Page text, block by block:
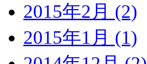
2015年2月 (2)
2015年1月 (1)